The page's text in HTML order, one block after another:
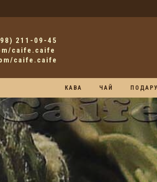
211-09-45
caife.caife
caife.caife
КАВА ЧАЙ